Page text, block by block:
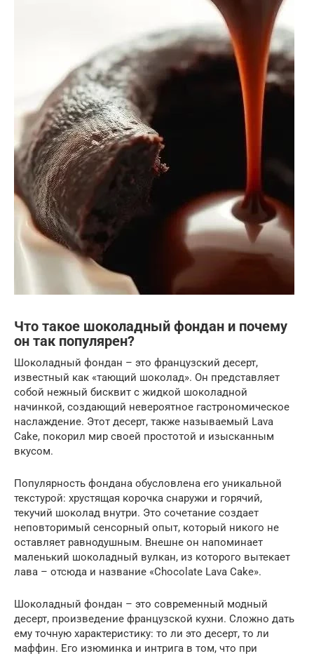
Что такое шоколадный фондан и почему
он так популярен?
Шоколадный фондан – это французский десерт,
известный как «тающий шоколад». Он представляет
собой нежный бисквит с жидкой шоколадной
начинкой, создающий невероятное гастрономическое
наслаждение. Этот десерт, также называемый Lava
Cake, покорил мир своей простотой и изысканным
вкусом.
Популярность фондана обусловлена его уникальной
текстурой: хрустящая корочка снаружи и горячий,
текучий шоколад внутри. Это сочетание создает
неповторимый сенсорный опыт, который никого не
оставляет равнодушным. Внешне он напоминает
маленький шоколадный вулкан, из которого вытекает
лава – отсюда и название «Chocolate Lava Cake».
Шоколадный фондан – это современный модный
десерт, произведение французской кухни. Сложно дать
ему точную характеристику: то ли это десерт, то ли
маффин. Его изюминка и интрига в том, что при